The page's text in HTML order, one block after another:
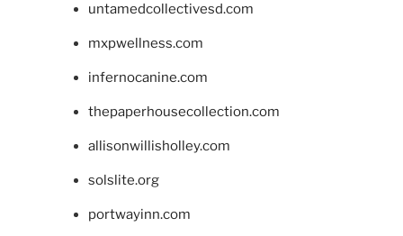
untamedcollectivesd.com
mxpwellness.com
infernocanine.com
thepaperhousecollection.com
allisonwillisholley.com
solslite.org
portwayinn.com